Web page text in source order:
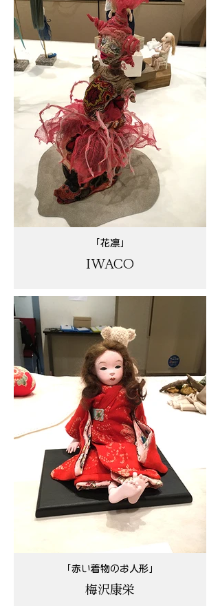
「花凛」
IWACO
「赤い着物のお人形」
梅沢康栄